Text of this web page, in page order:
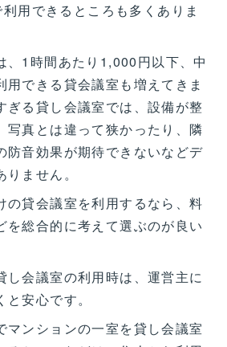
用できるところも多くありま
、1時間あたり1,000円以下、中
用できる貸会議室も増えてきま
ぎる貸し会議室では、設備が整
写真とは違って狭かったり、隣
防音効果が期待できないなどデ
ません。
の貸会議室を利用するなら、料
を総合的に考えて選ぶのが良い
し会議室の利用時は、運営主に
安心です。
マンションの一室を貸し会議室